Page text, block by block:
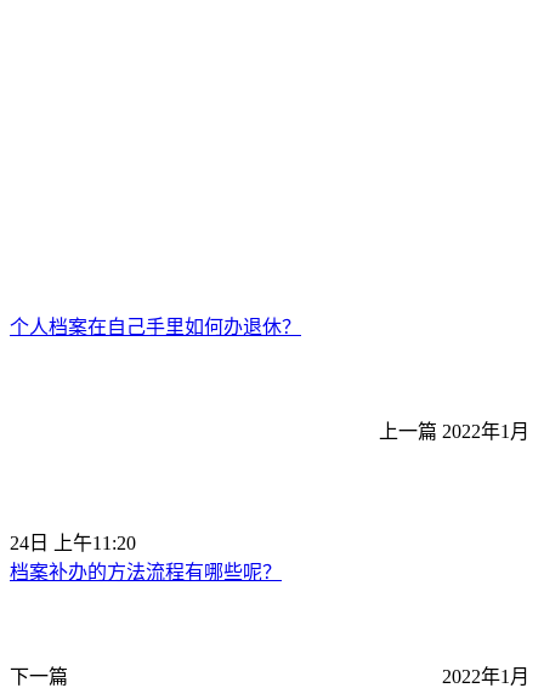
个人档案在自己手里如何办退休？
上一篇 2022年1月
24日 上午11:20
档案补办的方法流程有哪些呢？
下一篇 2022年1月